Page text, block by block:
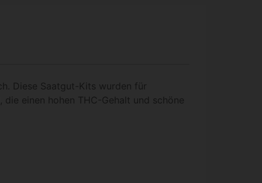
Diese Saatgut-Kits wurden für
einen hohen THC-Gehalt und schöne